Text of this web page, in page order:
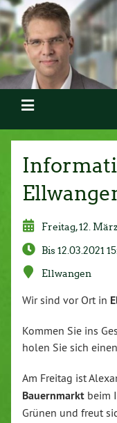
Freitag, 12.
Bis 12.03.2021
Ellwangen
Wir sind vor Ort in
Kommen Sie ins
holen Sie sich
Am Freitag ist
Bauernmarkt beim
Grünen und freut